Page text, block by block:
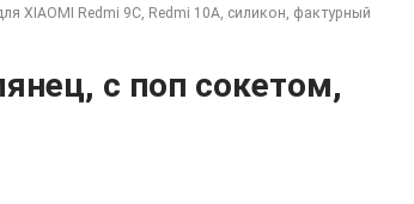
XIAOMI Redmi 9C, Redmi 10A, силикон, фактурный
с поп сокетом,